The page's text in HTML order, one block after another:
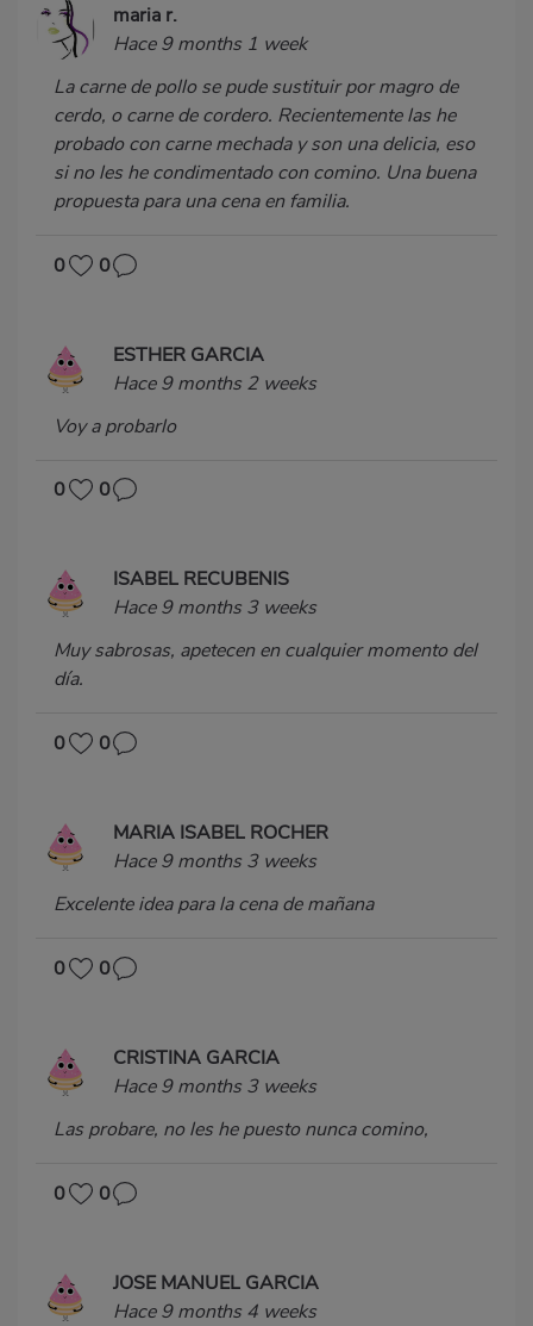
maria r.
Hace 9 months 1 week
La carne de pollo se pude sustituir por magro de
cerdo, o carne de cordero. Recientemente las he
probado con carne mechada y son una delicia, eso
si no les he condimentado con comino. Una buena
propuesta para una cena en familia.
0 0
ESTHER GARCIA
Hace 9 months 2 weeks
Voy a probarlo
0 0
ISABEL RECUBENIS
Hace 9 months 3 weeks
Muy sabrosas, apetecen en cualquier momento del
día.
0 0
MARIA ISABEL ROCHER
Hace 9 months 3 weeks
Excelente idea para la cena de mañana
0 0
CRISTINA GARCIA
Hace 9 months 3 weeks
Las probare, no les he puesto nunca comino,
0 0
JOSE MANUEL GARCIA
Hace 9 months 4 weeks